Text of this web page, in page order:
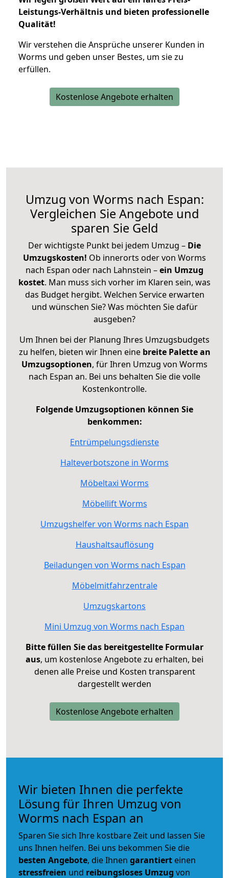
Leistungs-Verhältnis und bieten professionelle
Qualität!
Wir verstehen die Ansprüche unserer Kunden in
Worms und geben unser Bestes, um sie zu
erfüllen.
Kostenlose Angebote erhalten
Umzug von Worms nach Espan:
Vergleichen Sie Angebote und
sparen Sie Geld
Der wichtigste Punkt bei jedem Umzug – Die
Umzugskosten! Ob innerorts oder von Worms
nach Espan oder nach Lahnstein –ein Umzug
kostet. Man muss sich vorher im Klaren sein, was
das Budget hergibt. Welchen Service erwarten
und wünschen Sie? Was möchten Sie dafür
ausgeben?
Um Ihnen bei der Planung Ihres Umzugsbudgets
zu helfen, bieten wir Ihnen eine breite Palette an
Umzugsoptionen, für Ihren Umzug von Worms
nach Espan an. Bei uns behalten Sie die volle
Kostenkontrolle.
Folgende Umzugsoptionen können Sie
benkommen:
Entrümpelungsdienste
Halteverbotszone in Worms
Möbeltaxi Worms
Möbellift Worms
Umzugshelfer von Worms nach Espan
Haushaltsauflösung
Beiladungen von Worms nach Espan
Möbelmitfahrzentrale
Umzugskartons
Mini Umzug von Worms nach Espan
Bitte füllen Sie das bereitgestellte Formular
aus, um kostenlose Angebote zu erhalten, bei
denen alle Preise und Kosten transparent
dargestellt werden
Kostenlose Angebote erhalten
Wir bieten Ihnen die perfekte
Lösung für Ihren Umzug von
Worms nach Espan an
Sparen Sie sich Ihre kostbare Zeit und lassen Sie
uns Ihnen helfen. Bei uns bekommen Sie die
besten Angebote, die Ihnen garantiert einen
stressfreien und reibungsloses Umzug von